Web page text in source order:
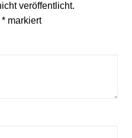
veröffentlicht.
*markiert